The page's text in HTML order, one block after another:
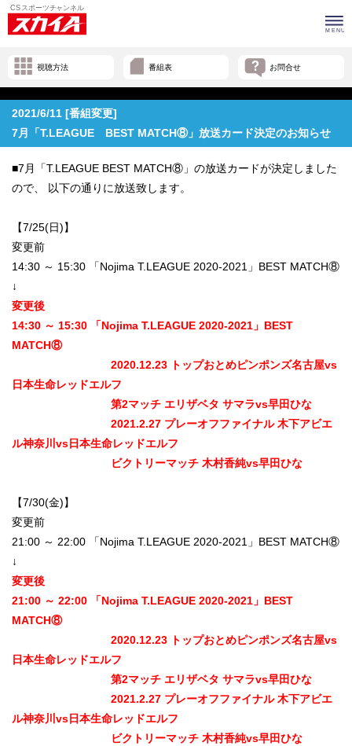
視聴方法 番組表 お問合せ
2021/6/11 [番組変更]
7月「T.LEAGUE BEST MATCH⑧」放送カード決定のお知らせ
■7月「T.LEAGUE BEST MATCH⑧」の放送カードが決定しました
ので、 以下の通りに放送致します。
【7/25(日)】
変更前
14:30 ～ 15:30 「Nojima T.LEAGUE 2020-2021」BEST MATCH⑧
↓
変更後
14:30 ～ 15:30 「Nojima T.LEAGUE 2020-2021」BEST
MATCH⑧
2020.12.23 トップおとめピンポンズ名古屋vs
日本生命レッドエルフ
第2マッチ エリザベタ サマラvs早田ひな
2021.2.27 プレーオフファイナル 木下アビエ
ル神奈川vs日本生命レッドエルフ
ビクトリーマッチ 木村香純vs早田ひな
【7/30(金)】
変更前
21:00 ～ 22:00 「Nojima T.LEAGUE 2020-2021」BEST MATCH⑧
↓
変更後
21:00 ～ 22:00 「Nojima T.LEAGUE 2020-2021」BEST
MATCH⑧
2020.12.23 トップおとめピンポンズ名古屋vs
日本生命レッドエルフ
第2マッチ エリザベタ サマラvs早田ひな
2021.2.27 プレーオフファイナル 木下アビエ
ル神奈川vs日本生命レッドエルフ
ビクトリーマッチ 木村香純vs早田ひな